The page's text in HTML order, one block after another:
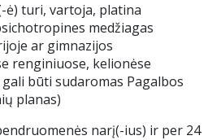
ė) turi, vartoja, platina
medžiagas
ar gimnazijos
renginiuose, kelionėse
būti sudaromas Pagalbos
planas)
narį(-ius) ir per 24